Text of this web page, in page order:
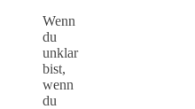
Wenn
du
unklar
bist,
wenn
du